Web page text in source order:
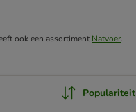
ook een assortiment Natvoer.
Populariteit